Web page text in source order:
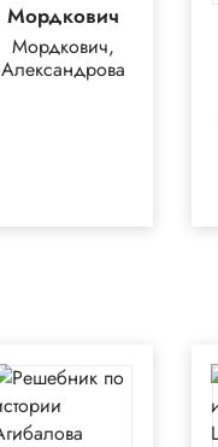
Мордкович
Мордкович,
Александрова